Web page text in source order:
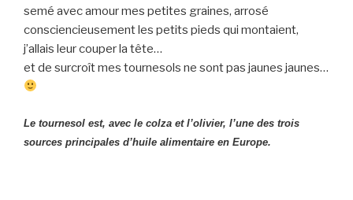
semé avec amour mes petites graines, arrosé
consciencieusement les petits pieds qui montaient,
j’allais leur couper la tête…
et de surcroît mes tournesols ne sont pas jaunes jaunes…
Le tournesol est, avec le colza et l’olivier, l’une des trois
sources principales d’huile alimentaire en Europe.